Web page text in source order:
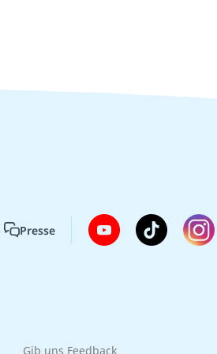
Presse
Gib uns Feedback